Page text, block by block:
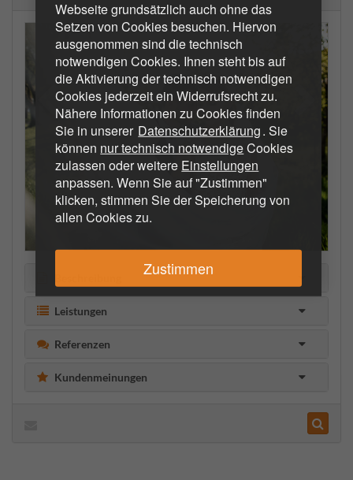
Webseite grundsätzlich auch ohne das
Setzen von Cookies besuchen. Hiervon
ausgenommen sind die technisch
notwendigen Cookies. Ihnen steht bis auf
die Aktivierung der technisch notwendigen
Cookies jederzeit ein Widerrufsrecht zu.
Nähere Informationen zu Cookies finden
Sie in unserer Datenschutzerklärung. Sie
können nur technisch notwendigeCookies
zulassen oder weitere Einstellungen
anpassen. Wenn Sie auf "Zustimmen"
klicken, stimmen Sie der Speicherung von
allen Cookies zu.
Zustimmen
Leistungen
Referenzen
Kundenmeinungen